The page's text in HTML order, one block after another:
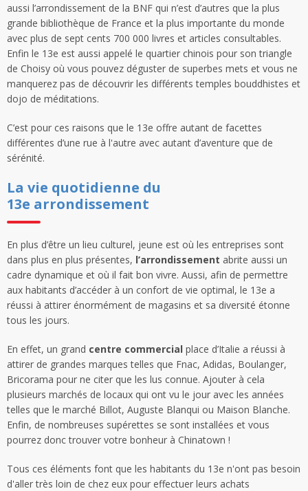
aussi l’arrondissement de la BNF qui n’est d’autres que la plus
grande bibliothèque de France et la plus importante du monde
avec plus de sept cents 700 000 livres et articles consultables.
Enfin le 13e est aussi appelé le quartier chinois pour son triangle
de Choisy où vous pouvez déguster de superbes mets et vous ne
manquerez pas de découvrir les différents temples bouddhistes et
dojo de méditations.
C’est pour ces raisons que le 13e offre autant de facettes
différentes d’une rue à l'autre avec autant d’aventure que de
sérénité.
La vie quotidienne du
13e arrondissement
En plus d’être un lieu culturel, jeune est où les entreprises sont
dans plus en plus présentes, l’arrondissement abrite aussi un
cadre dynamique et où il fait bon vivre. Aussi, afin de permettre
aux habitants d’accéder à un confort de vie optimal, le 13e a
réussi à attirer énormément de magasins et sa diversité étonne
tous les jours.
En effet, un grand centre commercial place d’Italie a réussi à
attirer de grandes marques telles que Fnac, Adidas, Boulanger,
Bricorama pour ne citer que les lus connue. Ajouter à cela
plusieurs marchés de locaux qui ont vu le jour avec les années
telles que le marché Billot, Auguste Blanqui ou Maison Blanche.
Enfin, de nombreuses supérettes se sont installées et vous
pourrez donc trouver votre bonheur à Chinatown !
Tous ces éléments font que les habitants du 13e n'ont pas besoin
d'aller très loin de chez eux pour effectuer leurs achats